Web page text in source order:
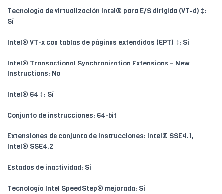
Tecnología de virtualización Intel® para E/S dirigida (VT-d) ‡:
Sí
Intel® VT-x con tablas de páginas extendidas (EPT) ‡: Sí
Intel® Transactional Synchronization Extensions – New
Instructions: No
Intel® 64 ‡: Sí
Conjunto de instrucciones: 64-bit
Extensiones de conjunto de instrucciones: Intel® SSE4.1,
Intel® SSE4.2
Estados de inactividad: Sí
Tecnología Intel SpeedStep® mejorada: Sí